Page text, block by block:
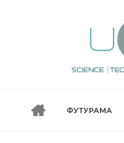
ФУТУРАМА